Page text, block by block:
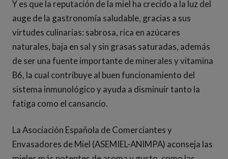
Y es que la reputación de la miel ha crecido a la luz del
auge de la gastronomía saludable, gracias a sus
virtudes culinarias: sabrosa, rica en azúcares
naturales, baja en sal y sin grasas saturadas, además
de ser una fuente importante de minerales y vitamina
B6, la cual contribuye al buen funcionamiento del
sistema inmunológico y ayuda a disminuir tanto la
fatiga como el cansancio.
La Asociación Española de Comerciantes y
Envasadores de Miel (ASEMIEL-ANIMPA) aconseja las